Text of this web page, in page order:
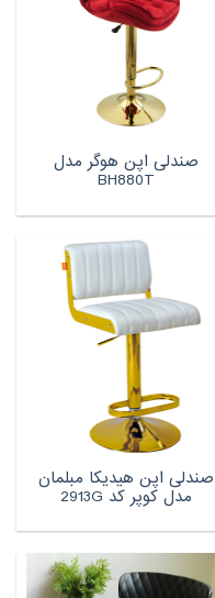
صندلی اپن هوگر مدل
BH880T
صندلی اپن هیدیکا مبلمان
مدل کوپر کد 2913G